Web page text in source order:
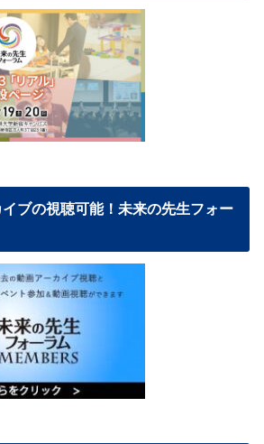
ブの視聴可能！未来の先生フォー